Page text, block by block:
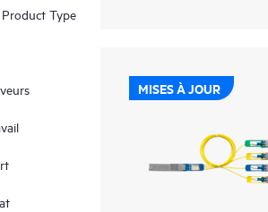
(2) Type
MISES À JOUR